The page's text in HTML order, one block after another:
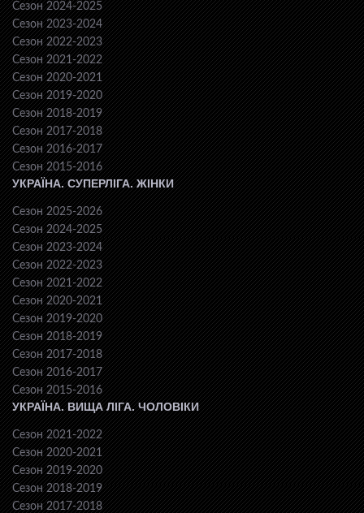
Сезон 2024-2025
Сезон 2023-2024
Сезон 2022-2023
Сезон 2021-2022
Сезон 2020-2021
Сезон 2019-2020
Сезон 2018-2019
Сезон 2017-2018
Сезон 2016-2017
Сезон 2015-2016
УКРАЇНА. СУПЕРЛІГА. ЖІНКИ
Сезон 2025-2026
Сезон 2024-2025
Сезон 2023-2024
Сезон 2022-2023
Сезон 2021-2022
Сезон 2020-2021
Сезон 2019-2020
Сезон 2018-2019
Сезон 2017-2018
Сезон 2016-2017
Сезон 2015-2016
УКРАЇНА. ВИЩА ЛІГА. ЧОЛОВІКИ
Сезон 2021-2022
Сезон 2020-2021
Сезон 2019-2020
Сезон 2018-2019
Сезон 2017-2018